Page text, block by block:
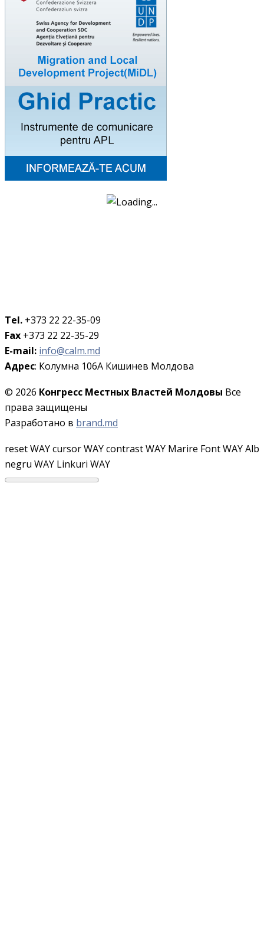
Tel. +373 22 22-35-09
Fax +373 22 22-35-29
E-mail: info@calm.md
Адрес: Колумна 106A Кишинев Молдова
© 2026 Конгресс Местных Властей Молдовы Все
права защищены
Разработано в brand.md
reset WAYcursor WAYcontrast WAY Marire Font WAYAlb
negru WAY Linkuri WAY